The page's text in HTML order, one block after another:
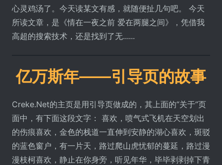
心灵鸡汤了。今天读某文有感，就随便扯几句吧。 今天
所读文章，是《情在一夜之前 爱在两腿之间》，凭借我
高超的搜索技术，还是找到了无......
亿万斯年——引导页的故事
Creke.Net的主页是用引导页做成的，其上面的“关于”页
面中，有下面这段文字： 喜欢，喷气式飞机在天空划出
的伤痕喜欢，金色的栈道一直伸到安静的湖心喜欢，斑驳
的蓝色窗户，有一片天，路过爬山虎忧郁的蔓延，路过漫
漫枝柯喜欢，静止在你身旁，听见年华，毕毕剥剥掉下青